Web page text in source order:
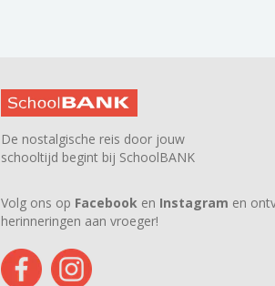
De nostalgische reis door jouw
schooltijd begint bij SchoolBANK
Volg ons op Facebook en Instagram en
herinneringen aan vroeger!